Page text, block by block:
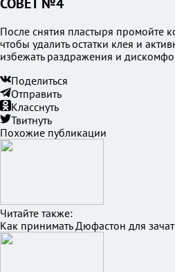
После снятия пластыря промойте
чтобы удалить остатки клея и
избежать раздражения и
Поделиться
Отправить
Класснуть
Твитнуть
Похожие публикации
Читайте также:
Как принимать Дюфастон для